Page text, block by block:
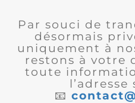
Par souci de
désormais
uniquement à
restons à votre
toute
📧